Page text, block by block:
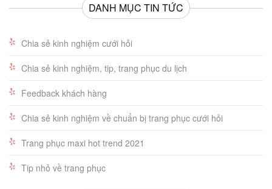
DANH MỤC TIN TỨC
Chia sẻ kinh nghiệm cưới hỏi
Chia sẻ kinh nghiệm, tip, trang phục du lịch
Feedback khách hàng
Chia sẻ kinh nghiệm về chuẩn bị trang phục cưới hỏi
Trang phục maxi hot trend 2021
Tip nhỏ về trang phục